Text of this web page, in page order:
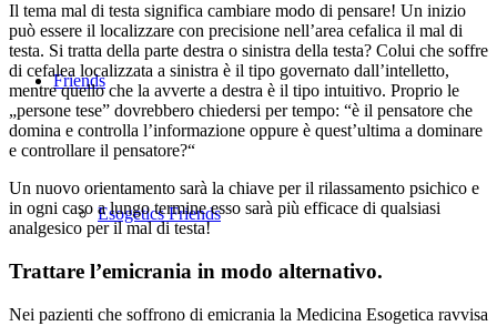
Friends
Esogetics Friends
Il tema mal di testa significa cambiare modo di pensare! Un inizio
può essere il localizzare con precisione nell’area cefalica il mal di
testa. Si tratta della parte destra o sinistra della testa? Colui che soffre
di cefalea localizzata a sinistra è il tipo governato dall’intelletto,
mentre quello che la avverte a destra è il tipo intuitivo. Proprio le
„persone tese” dovrebbero chiedersi per tempo: “è il pensatore che
domina e controlla l’informazione oppure è quest’ultima a dominare
e controllare il pensatore?“
Un nuovo orientamento sarà la chiave per il rilassamento psichico e
in ogni caso a lungo termine esso sarà più efficace di qualsiasi
analgesico per il mal di testa!
Trattare l’emicrania in modo alternativo.
Nei pazienti che soffrono di emicrania la Medicina Esogetica ravvisa